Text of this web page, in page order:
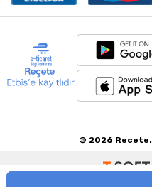
© 2026 Recete.